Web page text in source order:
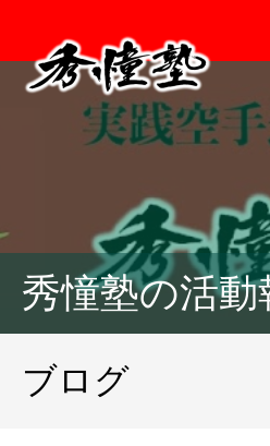
秀憧塾の活動
ブログ